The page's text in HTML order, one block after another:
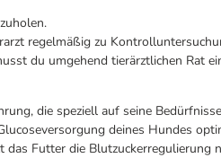
regelmäßig zu
du umgehend tierärztlichen Rat
die speziell auf seine
deines Hundes
Futter die Blutzuckerregulierung